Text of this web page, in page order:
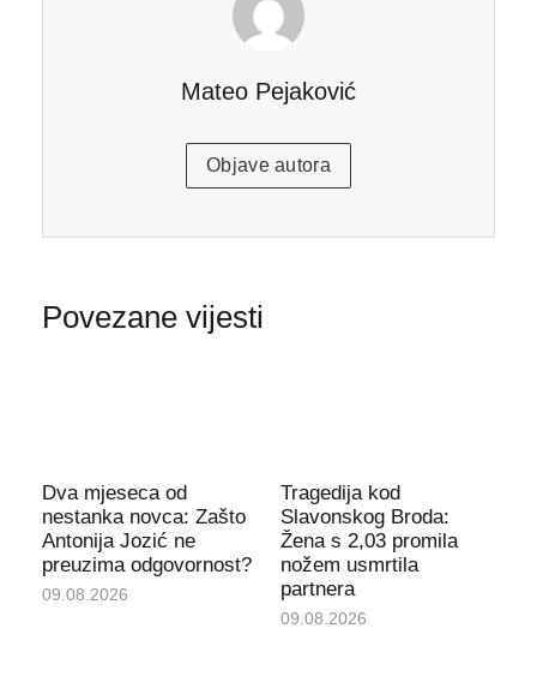
Mateo Pejaković
Objave autora
Povezane vijesti
Dva mjeseca od
nestanka novca: Zašto
Antonija Jozić ne
preuzima odgovornost?
09.08.2026
Tragedija kod
Slavonskog Broda:
Žena s 2,03 promila
nožem usmrtila
partnera
09.08.2026